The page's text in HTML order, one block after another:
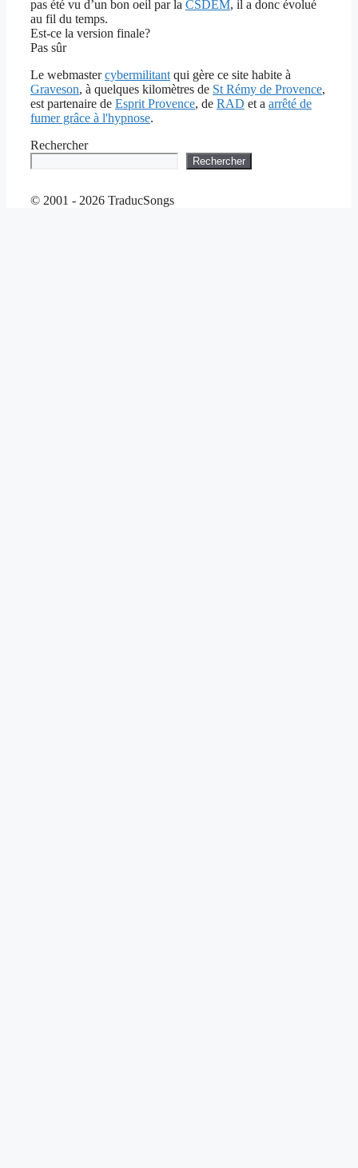
pas été vu d’un bon oeil par la CSDEM, il a donc évolué
au fil du temps.
Est-ce la version finale?
Pas sûr
Le webmastercybermilitant qui gère ce site habite à
Graveson, à quelques kilomètres de St Rémy de Provence,
est partenaire de Esprit Provence, de RAD et a arrêté de
fumer grâce à l'hypnose.
Rechercher
Rechercher
© 2001 - 2026 TraducSongs